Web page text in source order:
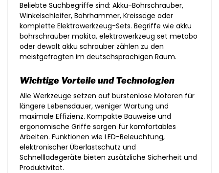
Beliebte Suchbegriffe sind: Akku-Bohrschrauber,
Winkelschleifer, Bohrhammer, Kreissäge oder
komplette Elektrowerkzeug-Sets. Begriffe wie akku
bohrschrauber makita, elektrowerkzeug set metabo
oder dewalt akku schrauber zählen zu den
meistgefragten im deutschsprachigen Raum.
Wichtige Vorteile und Technologien
Alle Werkzeuge setzen auf bürstenlose Motoren für
längere Lebensdauer, weniger Wartung und
maximale Effizienz. Kompakte Bauweise und
ergonomische Griffe sorgen für komfortables
Arbeiten. Funktionen wie LED-Beleuchtung,
elektronischer Überlastschutz und
Schnellladegeräte bieten zusätzliche Sicherheit und
Produktivität.